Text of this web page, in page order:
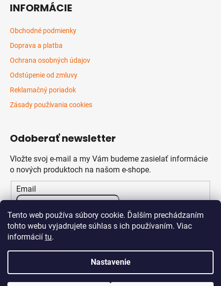
Tento web používa súbory cookie. Ďalším prechádzaním
tohto webu vyjadrujete súhlas s ich používaním. Viac
informácií tu.
Nastavenie
INFORMÁCIE
Obchodné podmienky
Doprava a platba
Ochrana osobných údajov
Odstúpenie od zmluvy
Reklamačný poriadok
Zásady používania cookies
Odoberať newsletter
Vložte svoj e-mail a my Vám budeme zasielať informácie
o nových produktoch na našom e-shope.
Email
Vložením e-mailu súhlasíte spodmienkami ochrany
osobných údajov
PRIHLÁSIŤ SA